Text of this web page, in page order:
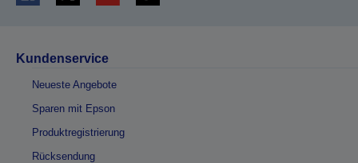
Kundenservice
Neueste Angebote
Sparen mit Epson
Produktregistrierung
Rücksendung